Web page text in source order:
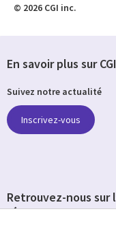
© 2026 CGI inc.
En savoir plus sur CGI
Suivez notre actualité
Inscrivez-vous
Retrouvez-nous sur
réseaux